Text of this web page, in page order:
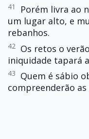
41
Porém livra ao
um lugar alto, e
rebanhos.
42
Os retos o
iniquidade tapará
43
Quem é sábio
compreenderão